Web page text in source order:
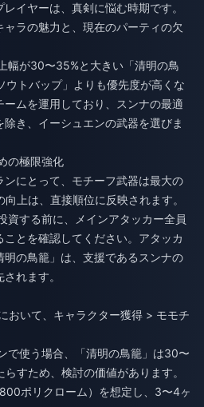
イヤーは、真剣に悩む時期です。
ラの魅力と、現在のパーティの欠
幅が30〜35%と大きい「清明の鳥
ウトバップ」よりも優先度が高くな
ームを運用しており、スンナの最適
き、イーシュエンの武器を選びま
の極限強化
にとって、モチーフ武器は最大の
上は、直接順位に反映されます。
資する前に、メインアタッカー全員
とを確認してください。アタッカ
の鳥籠」は、支援であるスンナの
れます。
おいて、キャラクター獲得 > モモチ
で使う場合、「清明の鳥籠」は30〜
すため、検討の価値があります。
ポリクローム）を想定し、3〜4ヶ